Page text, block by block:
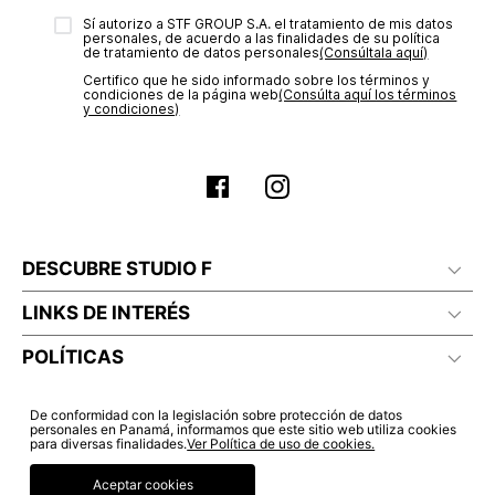
estado de tu compra puedes ingresar al menú de “Mi cuenta -
Mis Pedidos” en nuestra página webwww.studiofpanama.pa
Sí autorizo a STF GROUP S.A. el tratamiento de mis datos
personales, de acuerdo a las finalidades de su política
de tratamiento de datos personales‎(Consúltala aquí)
Certifico que he sido informado sobre los términos y
condiciones de la página web‎(Consúlta aquí los términos
y condiciones)
DESCUBRE STUDIO F
LINKS DE INTERÉS
POLÍTICAS
De conformidad con la legislación sobre protección de datos
personales en Panamá, informamos que este sitio web utiliza cookies
para diversas finalidades.Ver Política de uso de cookies.
Aceptar cookies